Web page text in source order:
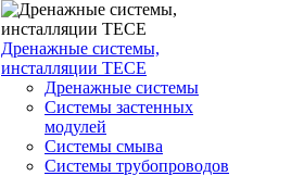
Дренажные системы,
инсталляции TECE
Дренажные системы
Системы застенных
модулей
Системы смыва
Системы трубопроводов